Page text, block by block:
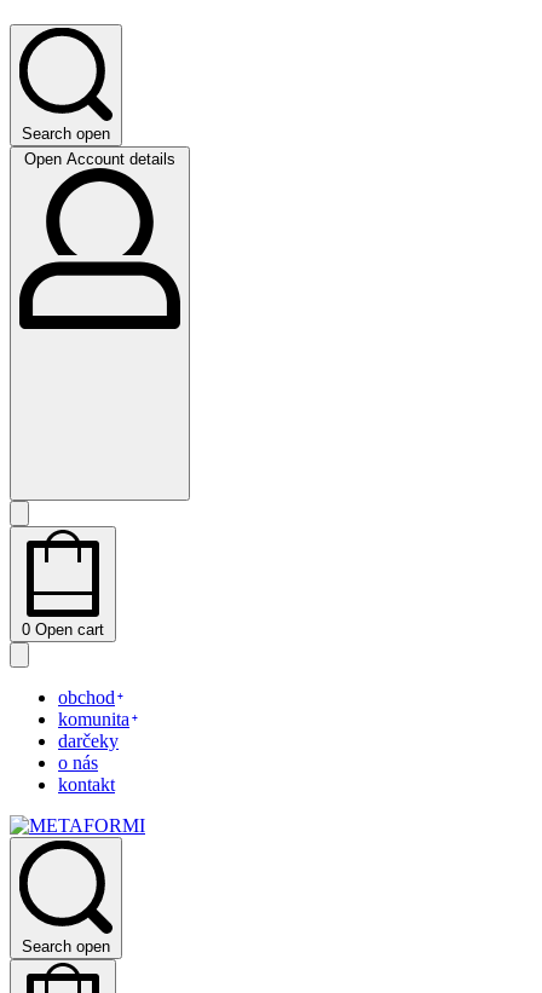
Search open
Open Account details
0 Open cart
obchod
komunita
darčeky
o nás
kontakt
Search open